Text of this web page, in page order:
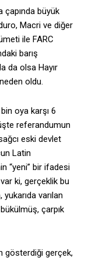
büyük
Macri ve diğer
ile FARC
barış
da olsa Hayır
oldu.
oya karşı 6
referandumun
eski devlet
Latin
“yeni” bir ifadesi
ki, gerçeklik bu
varılan
çarpık
gösterdiği gerçek,